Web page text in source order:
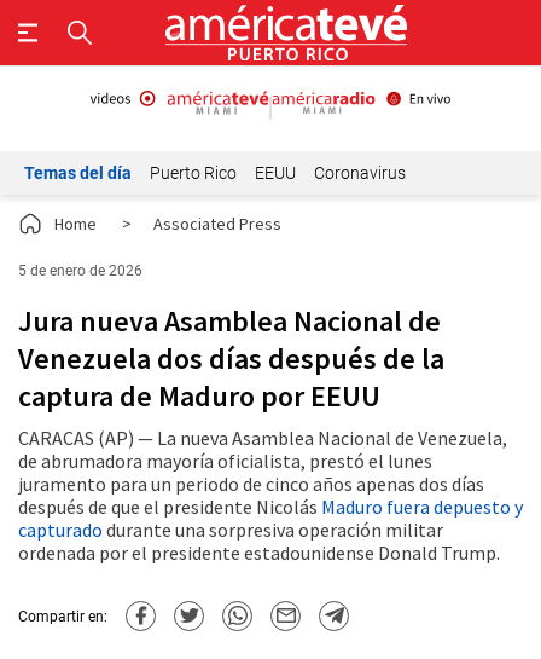
Temas del día Puerto Rico EEUU Coronavirus
Home > Associated Press
5 de enero de 2026
Jura nueva Asamblea Nacional de
Venezuela dos días después de la
captura de Maduro por EEUU
CARACAS (AP) — La nueva Asamblea Nacional de Venezuela,
de abrumadora mayoría oficialista, prestó el lunes
juramento para un periodo de cinco años apenas dos días
después de que el presidente Nicolás Maduro fuera depuesto y
capturado durante una sorpresiva operación militar
ordenada por el presidente estadounidense Donald Trump.
Compartir en: